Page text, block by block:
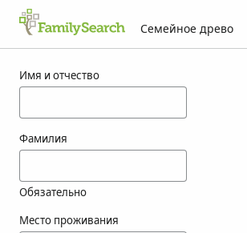
Семейное древо
Имя и отчество
Фамилия
Обязательно
Место проживания